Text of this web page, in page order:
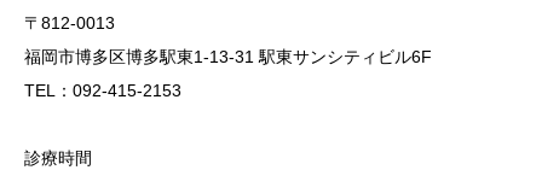
〒812-0013
福岡市博多区博多駅東1-13-31 駅東サンシティビル6F
TEL：092-415-2153
診療時間